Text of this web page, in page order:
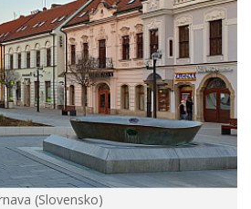
(Slovensko)